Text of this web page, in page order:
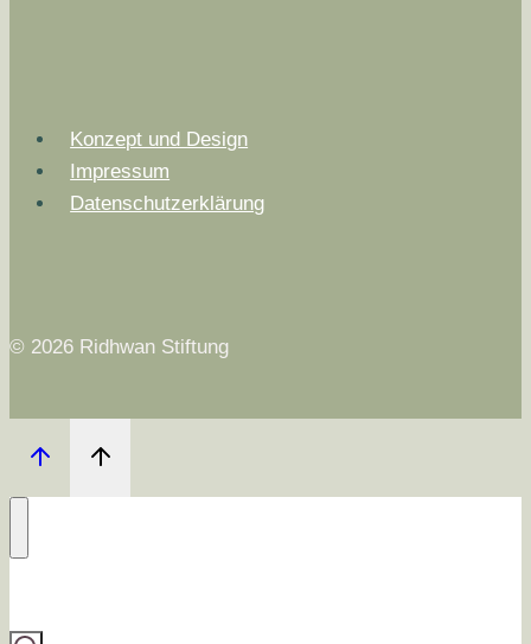
Konzept und Design
Impressum
Datenschutzerklärung
© 2026 Ridhwan Stiftung